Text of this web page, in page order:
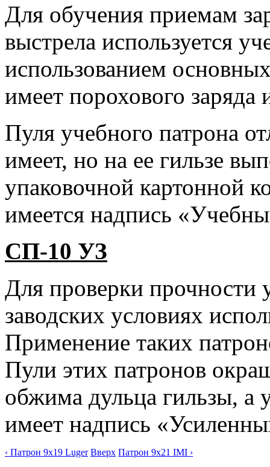
Для обучения приемам
выстрела используется
использованием
имеет порохового заряда
Пуля учебного патрона
имеет, но на ее гильзе
упаковочной картонной
имеется надпись
СП-10 УЗ
Для проверки прочности
заводских условиях
Применение таких
Пули этих патронов
обжима дульца гильзы, а
имеет надпись
‹ Патрон 9x19 Luger Вверх Патрон 9x21 IMI ›